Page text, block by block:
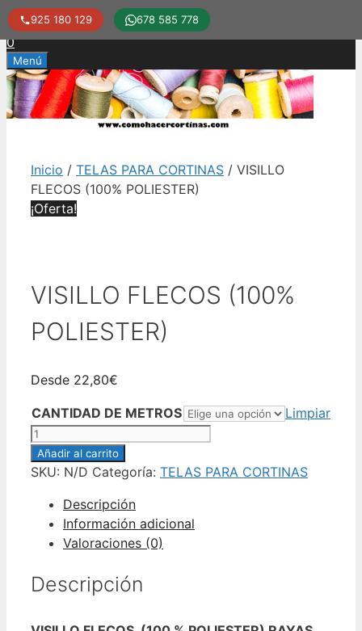
Saltar
al
contenido
925 180 129 678 585 778
0
Menú
Inicio / TELAS PARA CORTINAS / VISILLO
FLECOS (100% POLIESTER)
¡Oferta!
VISILLO FLECOS (100%
POLIESTER)
Desde 22,80€
CANTIDAD DE METROS
Limpiar
VISILLO
FLECOS
(100%
cantidad
Añadir al carrito
SKU: N/D Categoría: TELAS PARA CORTINAS
Descripción
Información adicional
Valoraciones (0)
Descripción